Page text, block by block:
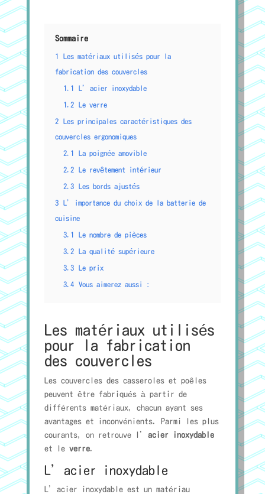
Sommaire
1
Les matériaux utilisés pour la
fabrication des couvercles
1.1 L’acier inoxydable
1.2 Le verre
2
Les principales caractéristiques des
couvercles ergonomiques
2.1 La poignée amovible
2.2 Le revêtement intérieur
2.3 Les bords ajustés
3
L’importance du choix de la batterie de
cuisine
3.1 Le nombre de pièces
3.2 La qualité supérieure
3.3 Le prix
3.4 Vous aimerez aussi :
Les matériaux utilisés
pour la fabrication
des couvercles
Les couvercles des casseroles et poêles
peuvent être fabriqués à partir de
différents matériaux, chacun ayant ses
avantages et inconvénients. Parmi les plus
courants, on retrouve l’ acier inoxydable
et le verre.
L’acier inoxydable
L’acier inoxydable est un matériau